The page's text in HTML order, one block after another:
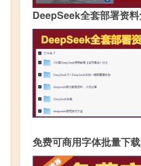
DeepSeek全套部署资
免费可商用字体批量下载